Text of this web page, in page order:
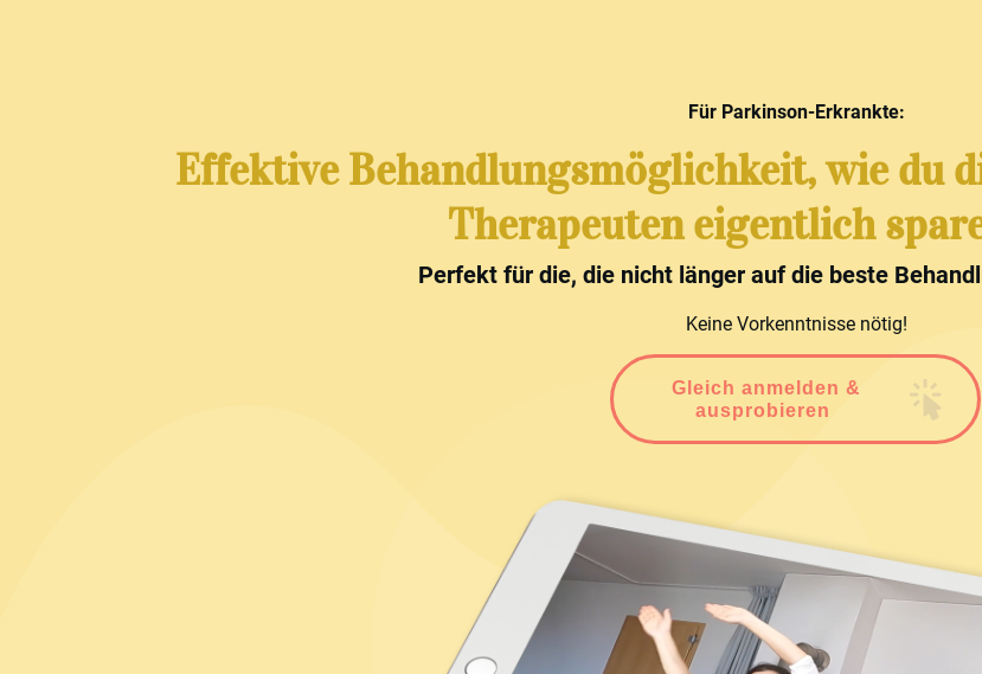
Für Parkinson-Erkrankte:
Effektive Behandlungsmöglichkeit, wie du
Therapeuten eigentlich
Perfekt für die, die nicht länger auf die beste
Keine Vorkenntnisse nötig!
Gleich anmelden &
ausprobieren